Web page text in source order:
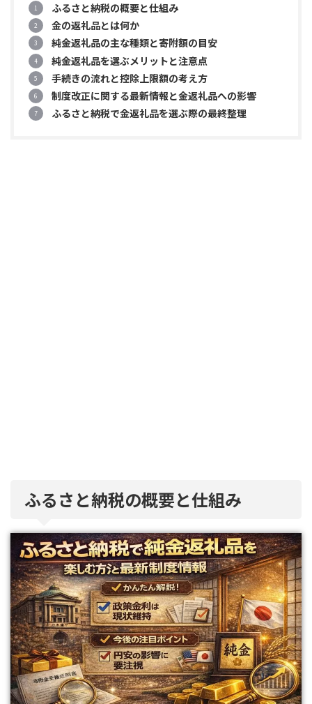
ふるさと納税の概要と仕組み
金の返礼品とは何か
純金返礼品の主な種類と寄附額の目安
純金返礼品を選ぶメリットと注意点
手続きの流れと控除上限額の考え方
制度改正に関する最新情報と金返礼品への影響
ふるさと納税で金返礼品を選ぶ際の最終整理
ふるさと納税の概要と仕組み